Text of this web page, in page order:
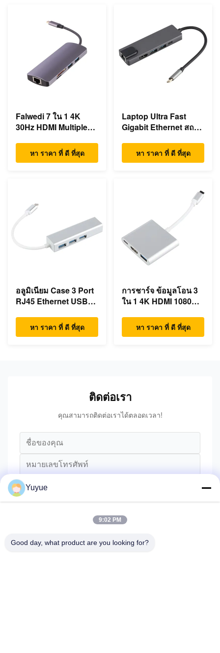
Falwedi 7 ใน 1 4K
30Hz HDMI Multiple
หา ราคา ที่ ดี ที่สุด
Laptop Ultra Fast
Gigabit Ethernet สถานี
หา ราคา ที่ ดี ที่สุด
อลูมิเนียม Case 3 Port
RJ45 Ethernet USB
หา ราคา ที่ ดี ที่สุด
การชาร์จ ข้อมูลโอน 3
ใน 1 4K HDMI 1080P
หา ราคา ที่ ดี ที่สุด
ติดต่อเรา
คุณสามารถติดต่อเราได้ตลอดเวลา!
Yuyue
9:02 PM
Good day, what product are you looking for?